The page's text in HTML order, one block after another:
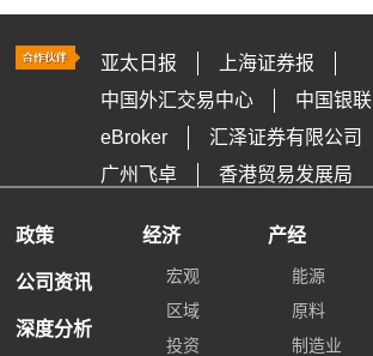
亚太日报
上海证券报
中国外汇交易中心
中国银联
eBroker
汇泽证券有限公司
广州飞卓
香港贸易发展局
政策
公司资讯
深度分析
经济
宏观
区域
投资
产经
能源
原料
制造业